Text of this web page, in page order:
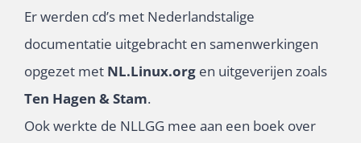
Er werden cd’s met Nederlandstalige
documentatie uitgebracht en samenwerkingen
opgezet met NL.Linux.orgen uitgeverijen zoals
Ten Hagen & Stam.
Ook werkte de NLLGG mee aan een boek over